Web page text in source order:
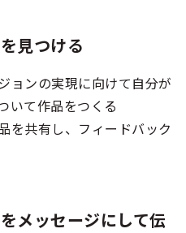
見つける​​​
ョンの実現に向けて自分が
いて作品をつくる​
を共有し、フィードバック
メッセージにして伝